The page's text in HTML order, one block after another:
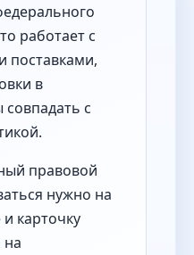
работает с
поставками,
в
с
правовой
нужно на
карточку
на